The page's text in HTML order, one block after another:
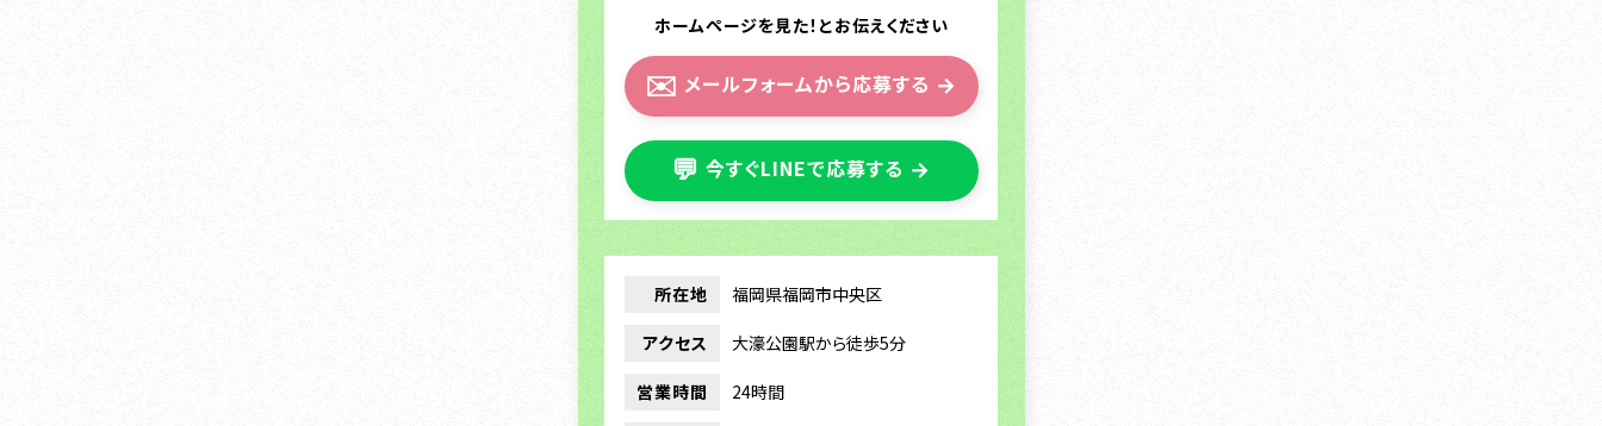
ホームページを見た！とお伝えください
✉️ メールフォームから応募する →
💬 今すぐLINEで応募する →
所在地 福岡県福岡市中央区
アクセス 大濠公園駅から徒歩5分
営業時間 24時間